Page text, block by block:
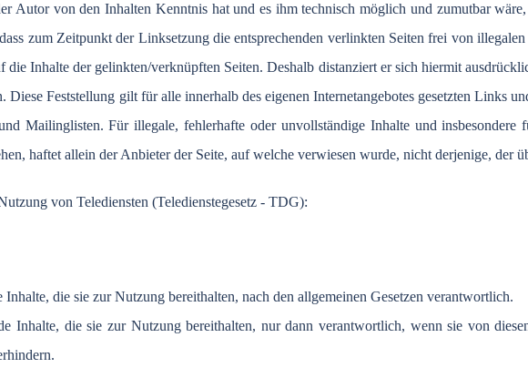
Autorvon denInhalten Kenntnishat undes ihm technisch möglich und zumutbar wäre
dass zum Zeitpunkt der Linksetzungdieentsprechenden verlinkten Seiten frei von illegalen
die Inhalte der gelinkten/verknüpften Seiten.Deshalb distanziert er sich hiermit
.Diese Feststellung gilt für alle innerhalbdeseigenen Internetangebotes gesetzten Links
Mailinglisten.Für illegale,fehlerhafte oder unvollständige Inhalteundinsbesondere
, haftet allein der Anbieter der Seite, auf welche verwiesen wurde, nicht derjenige, der
von Telediensten (Teledienstegesetz - TDG):
die sie zur Nutzung bereithalten, nach den allgemeinen Gesetzen verantwortlich.
Inhalte, die sie zur Nutzung bereithalten, nur dann verantwortlich, wenn sie von